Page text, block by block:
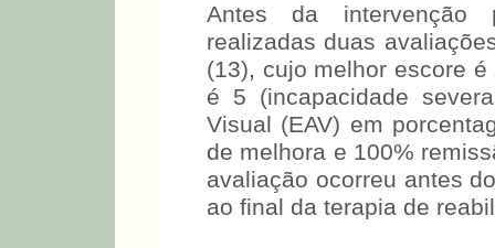
Antes da intervenção
realizadas duas
(13), cujo melhor escore
é 5 (incapacidade
Visual (EAV) em
de melhora e 100%
avaliação ocorreu antes
ao final da terapia de